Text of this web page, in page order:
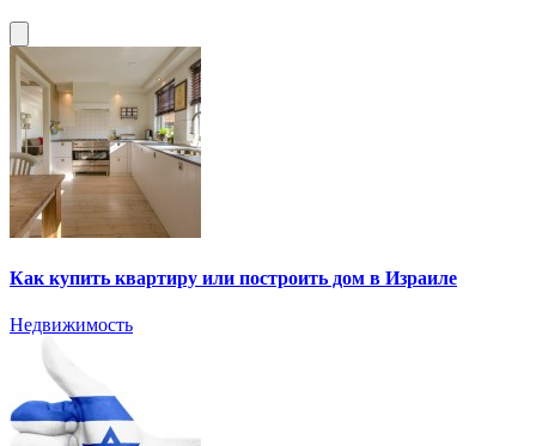
Как купить квартиру или построить дом в Израиле
Недвижимость